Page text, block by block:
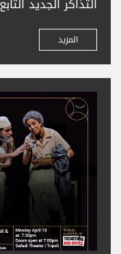
زورونا لشراء
بترون. تعالوا
ونتطلع لخدمتكم
المزيد